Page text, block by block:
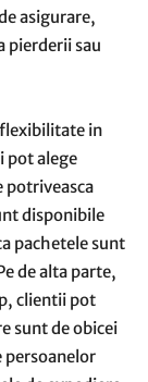
asigurare,
pierderii sau
in
pot alege
potriveasca
disponibile
pachetele sunt
de alta parte,
clientii pot
sunt de obicei